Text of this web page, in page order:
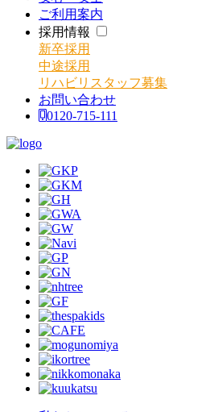
ご利用案内
採用情報
新卒採用
中途採用
リハビリスタッフ募集
お問い合わせ
0120-715-111